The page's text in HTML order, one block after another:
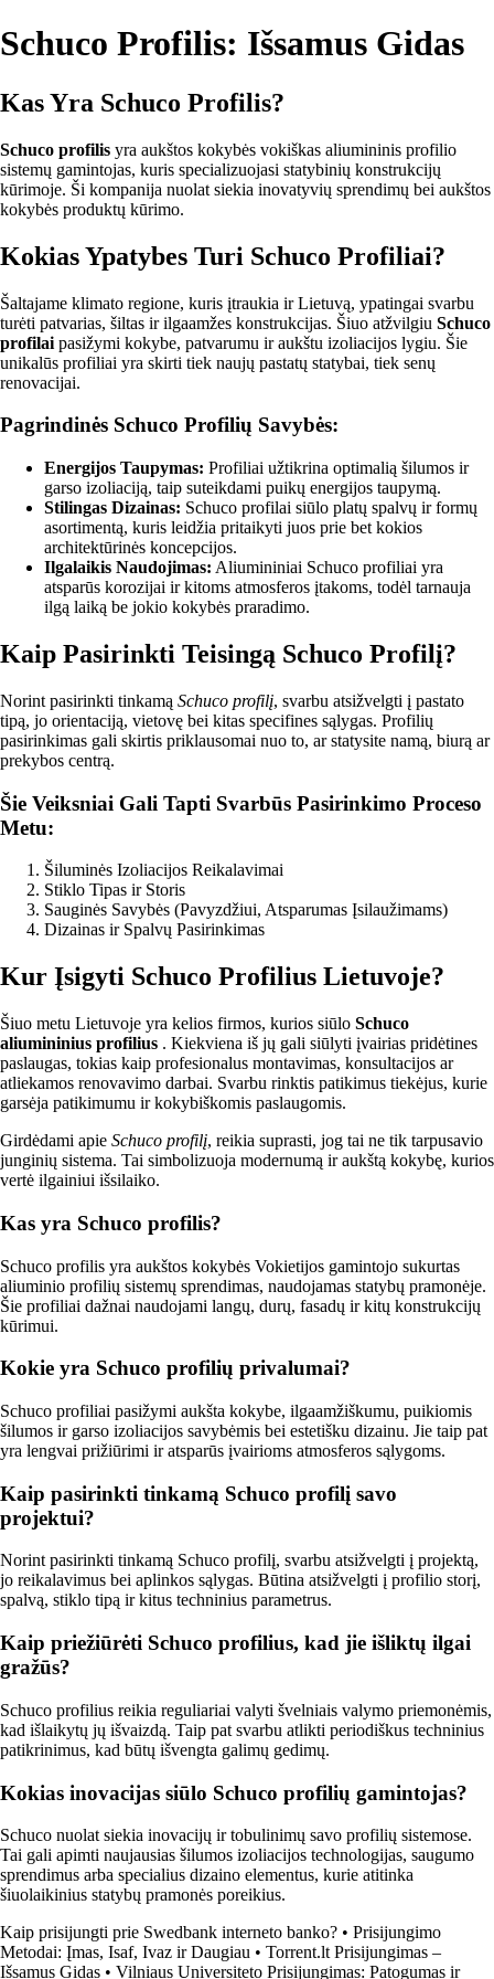
Schuco Profilis: Išsamus Gidas
Kas Yra Schuco Profilis?
Schuco profilis yra aukštos kokybės vokiškas aliumininis profilio
sistemų gamintojas, kuris specializuojasi statybinių konstrukcijų
kūrimoje. Ši kompanija nuolat siekia inovatyvių sprendimų bei aukštos
kokybės produktų kūrimo.
Kokias Ypatybes Turi Schuco Profiliai?
Šaltajame klimato regione, kuris įtraukia ir Lietuvą, ypatingai svarbu
turėti patvarias, šiltas ir ilgaamžes konstrukcijas. Šiuo atžvilgiu Schuco
profilai pasižymi kokybe, patvarumu ir aukštu izoliacijos lygiu. Šie
unikalūs profiliai yra skirti tiek naujų pastatų statybai, tiek senų
renovacijai.
Pagrindinės Schuco Profilių Savybės:
Energijos Taupymas: Profiliai užtikrina optimalią šilumos ir
garso izoliaciją, taip suteikdami puikų energijos taupymą.
Stilingas Dizainas: Schuco profilai siūlo platų spalvų ir formų
asortimentą, kuris leidžia pritaikyti juos prie bet kokios
architektūrinės koncepcijos.
Ilgalaikis Naudojimas: Aliumininiai Schuco profiliai yra
atsparūs korozijai ir kitoms atmosferos įtakoms, todėl tarnauja
ilgą laiką be jokio kokybės praradimo.
Kaip Pasirinkti Teisingą Schuco Profilį?
Norint pasirinkti tinkamą Schuco profilį, svarbu atsižvelgti į pastato
tipą, jo orientaciją, vietovę bei kitas specifines sąlygas. Profilių
pasirinkimas gali skirtis priklausomai nuo to, ar statysite namą, biurą ar
prekybos centrą.
Šie Veiksniai Gali Tapti Svarbūs Pasirinkimo Proceso
Metu:
Šiluminės Izoliacijos Reikalavimai
Stiklo Tipas ir Storis
Sauginės Savybės (Pavyzdžiui, Atsparumas Įsilaužimams)
Dizainas ir Spalvų Pasirinkimas
Kur Įsigyti Schuco Profilius Lietuvoje?
Šiuo metu Lietuvoje yra kelios firmos, kurios siūlo Schuco
aliumininius profilius . Kiekviena iš jų gali siūlyti įvairias pridėtines
paslaugas, tokias kaip profesionalus montavimas, konsultacijos ar
atliekamos renovavimo darbai. Svarbu rinktis patikimus tiekėjus, kurie
garsėja patikimumu ir kokybiškomis paslaugomis.
Girdėdami apie Schuco profilį, reikia suprasti, jog tai ne tik tarpusavio
junginių sistema. Tai simbolizuoja modernumą ir aukštą kokybę, kurios
vertė ilgainiui išsilaiko.
Kas yra Schuco profilis?
Schuco profilis yra aukštos kokybės Vokietijos gamintojo sukurtas
aliuminio profilių sistemų sprendimas, naudojamas statybų pramonėje.
Šie profiliai dažnai naudojami langų, durų, fasadų ir kitų konstrukcijų
kūrimui.
Kokie yra Schuco profilių privalumai?
Schuco profiliai pasižymi aukšta kokybe, ilgaamžiškumu, puikiomis
šilumos ir garso izoliacijos savybėmis bei estetišku dizainu. Jie taip pat
yra lengvai prižiūrimi ir atsparūs įvairioms atmosferos sąlygoms.
Kaip pasirinkti tinkamą Schuco profilį savo
projektui?
Norint pasirinkti tinkamą Schuco profilį, svarbu atsižvelgti į projektą,
jo reikalavimus bei aplinkos sąlygas. Būtina atsižvelgti į profilio storį,
spalvą, stiklo tipą ir kitus techninius parametrus.
Kaip priežiūrėti Schuco profilius, kad jie išliktų ilgai
gražūs?
Schuco profilius reikia reguliariai valyti švelniais valymo priemonėmis,
kad išlaikytų jų išvaizdą. Taip pat svarbu atlikti periodiškus techninius
patikrinimus, kad būtų išvengta galimų gedimų.
Kokias inovacijas siūlo Schuco profilių gamintojas?
Schuco nuolat siekia inovacijų ir tobulinimų savo profilių sistemose.
Tai gali apimti naujausias šilumos izoliacijos technologijas, saugumo
sprendimus arba specialius dizaino elementus, kurie atitinka
šiuolaikinius statybų pramonės poreikius.
Kaip prisijungti prie Swedbank interneto banko? • Prisijungimo
Metodai: Įmas, Isaf, Ivaz ir Daugiau • Torrent.lt Prisijungimas –
Išsamus Gidas • Vilniaus Universiteto Prisijungimas: Patogumas ir